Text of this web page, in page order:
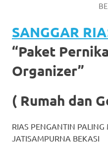
here
replica
watches.
favorite
replica
watches.
SANGGAR
“Paket
Organizer”
( Rumah dan
RIAS PENGANTIN PALING
JATISAMPURNA BEKASI